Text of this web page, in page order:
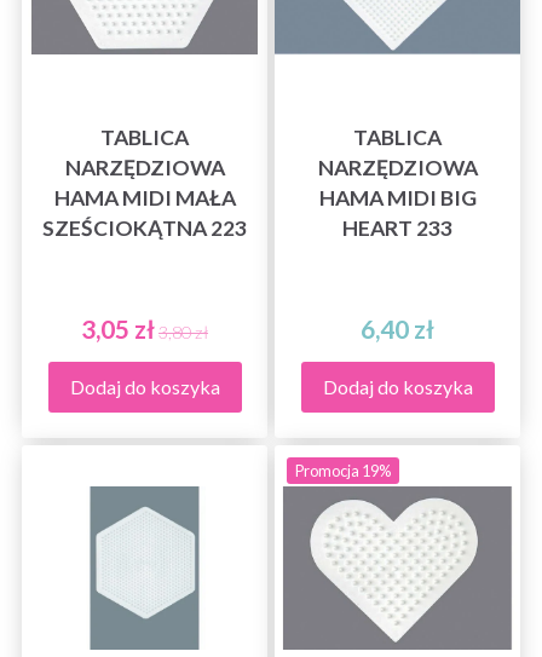
TABLICA
NARZĘDZIOWA
HAMA MIDI MAŁA
SZEŚCIOKĄTNA 223
3,05 zł3,80 zł
Dodaj do koszyka
TABLICA
NARZĘDZIOWA
HAMA MIDI BIG
HEART 233
6,40 zł
Dodaj do koszyka
Promocja 19%